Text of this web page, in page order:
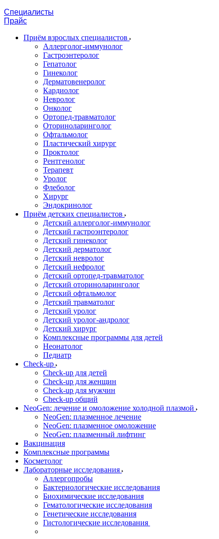
Специалисты
Прайс
Приём взрослых специалистов
Аллерголог-иммунолог
Гастроэнтеролог
Гепатолог
Гинеколог
Дерматовенеролог
Кардиолог
Невролог
Онколог
Ортопед-травматолог
Оториноларинголог
Офтальмолог
Пластический хирург
Проктолог
Рентгенолог
Терапевт
Уролог
Флеболог
Хирург
Эндокринолог
Приём детских специалистов
Детский аллерголог-иммунолог
Детский гастроэнтеролог
Детский гинеколог
Детский дерматолог
Детский невролог
Детский нефролог
Детский ортопед-травматолог
Детский оториноларинголог
Детский офтальмолог
Детский травматолог
Детский уролог
Детский уролог-андролог
Детский хирург
Комплексные программы для детей
Неонатолог
Педиатр
Check-up
Check-up для детей
Check-up для женщин
Check-up для мужчин
Check-up общий
NeoGen: лечение и омоложение холодной плазмой
NeoGen: плазменное лечение
NeoGen: плазменное омоложение
NeoGen: плазменный лифтинг
Вакцинация
Комплексные программы
Косметолог
Лабораторные исследования
Аллергопробы
Бактериологические исследования
Биохимические исследования
Гематологические исследования
Генетические исследования
Гистологические исследования